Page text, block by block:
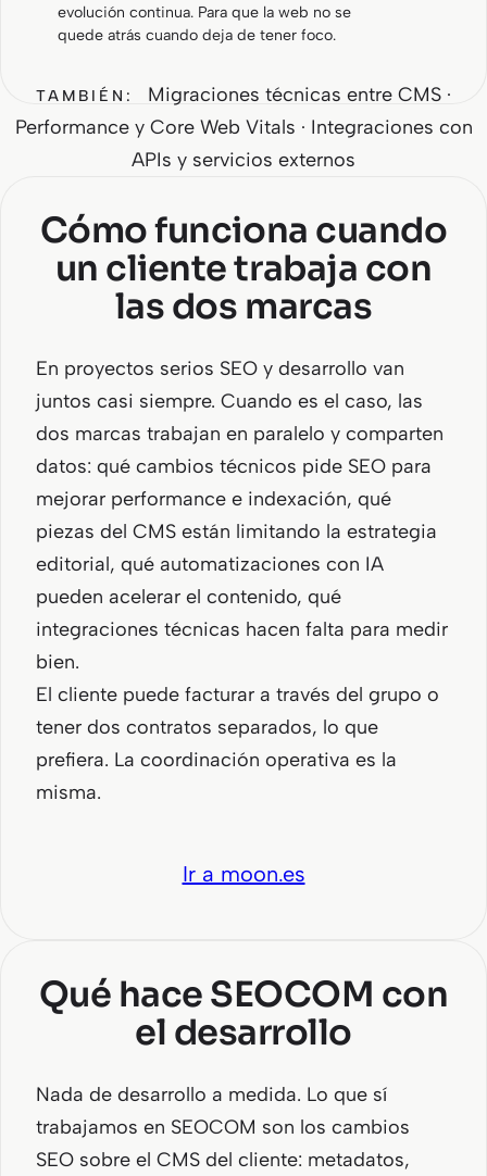
evolución continua. Para que la web no se
quede atrás cuando deja de tener foco.
TAMBIÉN:
Migraciones técnicas entre CMS ·
Performance y Core Web Vitals · Integraciones con
APIs y servicios externos
Cómo funciona cuando
un cliente trabaja con
las dos marcas
En proyectos serios SEO y desarrollo van
juntos casi siempre. Cuando es el caso, las
dos marcas trabajan en paralelo y comparten
datos: qué cambios técnicos pide SEO para
mejorar performance e indexación, qué
piezas del CMS están limitando la estrategia
editorial, qué automatizaciones con IA
pueden acelerar el contenido, qué
integraciones técnicas hacen falta para medir
bien.
El cliente puede facturar a través del grupo o
tener dos contratos separados, lo que
prefiera. La coordinación operativa es la
misma.
Ir a moon.es
Qué hace SEOCOM con
el desarrollo
Nada de desarrollo a medida. Lo que sí
trabajamos en SEOCOM son los cambios
SEO sobre el CMS del cliente: metadatos,